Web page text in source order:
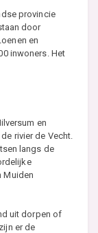
provincie
door
en
inwoners. Het
en
rivier de Vecht.
langs de
Muiden
uit dorpen of
er de